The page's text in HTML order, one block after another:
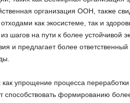
организация ООН, также
как экосистеме, так и
шагов на пути к более устойчивой
и предлагает более
упрощение процесса
способствовать формированию